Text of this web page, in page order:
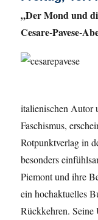
„Der Mond und
Cesare-Pavese-
italienischen Autor
Faschismus,
Rotpunktverlag in
besonders
Piemont und ihre
ein hochaktuelles
Rückkehren.